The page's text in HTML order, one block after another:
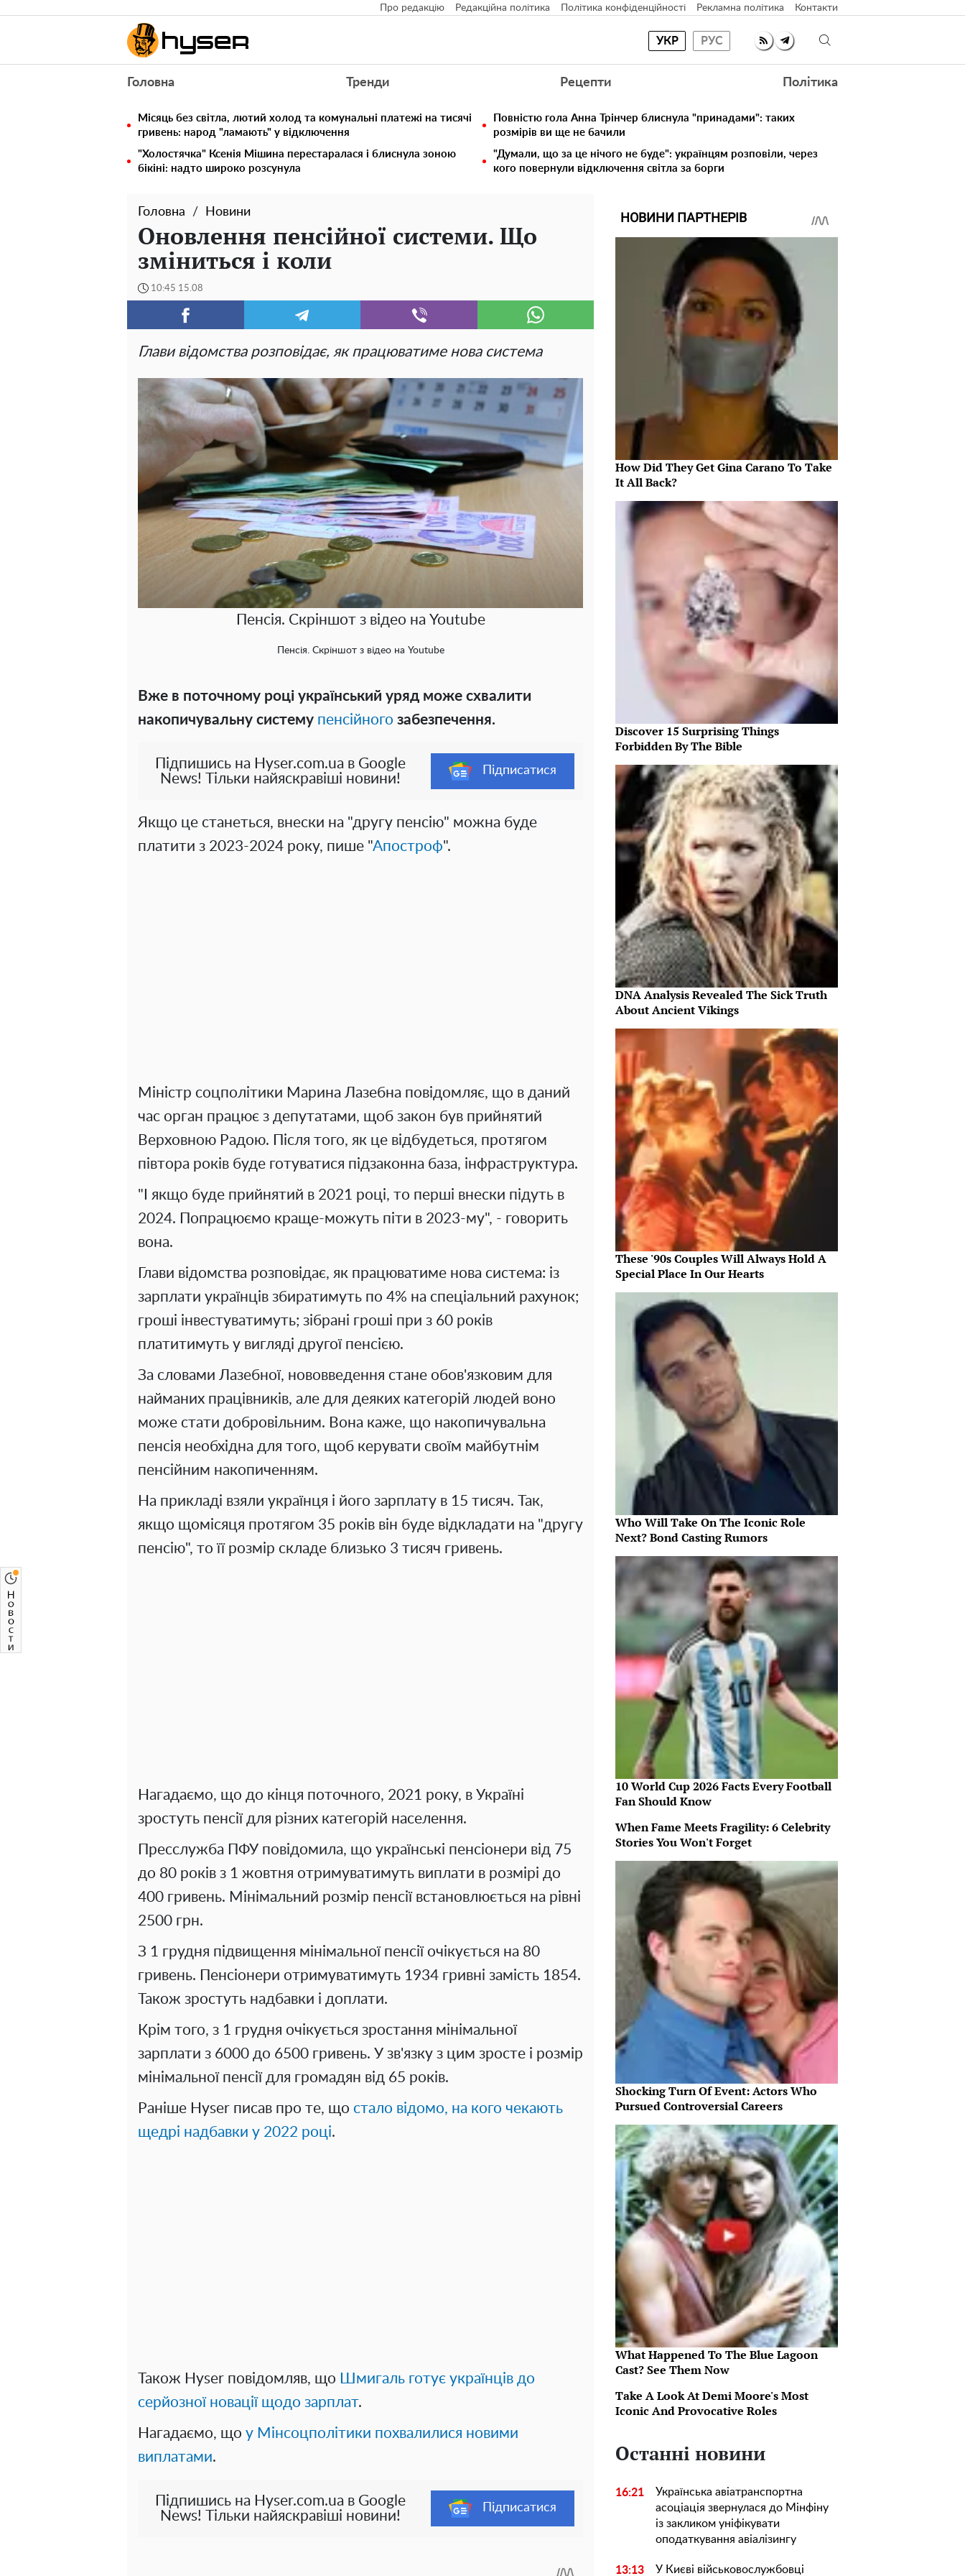
Про редакцію Редакційна політика Політика конфіденційності Рекламна політика Контакти
УКР РУС
Головна Тренди Рецепти Політика
Місяць без світла, лютий холод та комунальні платежі на тисячі
гривень: народ "ламають" у відключення
Повністю гола Анна Трінчер блиснула "принадами": таких
розмірів ви ще не бачили
"Холостячка" Ксенія Мішина перестаралася і блиснула зоною
бікіні: надто широко розсунула
"Думали, що за це нічого не буде": українцям розповіли, через
кого повернули відключення світла за борги
Головна Новини
Оновлення пенсійної системи. Що
зміниться і коли
10:45 15.08
Глави відомства розповідає, як працюватиме нова система
Пенсія. Скріншот з відео на Youtube
Пенсія. Скріншот з відео на Youtube
Вже в поточному році український уряд може схвалити
накопичувальну систему пенсійного забезпечення.
Підпишись на Hyser.com.ua в Google
News! Тільки найяскравіші новини!
Підписатися
Якщо це станеться, внески на "другу пенсію" можна буде
платити з 2023-2024 року, пише "Апостроф".
Міністр соцполітики Марина Лазебна повідомляє, що в даний
час орган працює з депутатами, щоб закон був прийнятий
Верховною Радою. Після того, як це відбудеться, протягом
півтора років буде готуватися підзаконна база, інфраструктура.
"І якщо буде прийнятий в 2021 році, то перші внески підуть в
2024. Попрацюємо краще-можуть піти в 2023-му", - говорить
вона.
Глави відомства розповідає, як працюватиме нова система: із
зарплати українців збиратимуть по 4% на спеціальний рахунок;
гроші інвестуватимуть; зібрані гроші при з 60 років
платитимуть у вигляді другої пенсією.
За словами Лазебної, нововведення стане обов'язковим для
найманих працівників, але для деяких категорій людей воно
може стати добровільним. Вона каже, що накопичувальна
пенсія необхідна для того, щоб керувати своїм майбутнім
пенсійним накопиченням.
На прикладі взяли українця і його зарплату в 15 тисяч. Так,
якщо щомісяця протягом 35 років він буде відкладати на "другу
пенсію", то її розмір складе близько 3 тисяч гривень.
Нагадаємо, що до кінця поточного, 2021 року, в Україні
зростуть пенсії для різних категорій населення.
Пресслужба ПФУ повідомила, що українські пенсіонери від 75
до 80 років з 1 жовтня отримуватимуть виплати в розмірі до
400 гривень. Мінімальний розмір пенсії встановлюється на рівні
2500 грн.
З 1 грудня підвищення мінімальної пенсії очікується на 80
гривень. Пенсіонери отримуватимуть 1934 гривні замість 1854.
Також зростуть надбавки і доплати.
Крім того, з 1 грудня очікується зростання мінімальної
зарплати з 6000 до 6500 гривень. У зв'язку з цим зросте і розмір
мінімальної пенсії для громадян від 65 років.
Раніше Hyser писав про те, що стало відомо, на кого чекають
щедрі надбавки у 2022 році.
Також Hyser повідомляв, що
Шмигаль готує українців до
серйозної новації щодо зарплат.
Нагадаємо, що у Мінсоцполітики похвалилися новими
виплатами.
Підпишись на Hyser.com.ua в Google
News! Тільки найяскравіші новини!
Підписатися
НОВИНИ ПАРТНЕРІВ
How Did They Get Gina Carano To Take
It All Back?
Discover 15 Surprising Things
Forbidden By The Bible
DNA Analysis Revealed The Sick Truth
About Ancient Vikings
These '90s Couples Will Always Hold A
Special Place In Our Hearts
Who Will Take On The Iconic Role
Next? Bond Casting Rumors
10 World Cup 2026 Facts Every Football
Fan Should Know
When Fame Meets Fragility: 6 Celebrity
Stories You Won't Forget
Shocking Turn Of Event: Actors Who
Pursued Controversial Careers
What Happened To The Blue Lagoon
Cast? See Them Now
Take A Look At Demi Moore's Most
Iconic And Provocative Roles
Останні новини
16:21
Українська авіатранспортна
асоціація звернулася до Мінфіну
із закликом уніфікувати
оподаткування авіалізингу
13:13 У Києві військовослужбовці